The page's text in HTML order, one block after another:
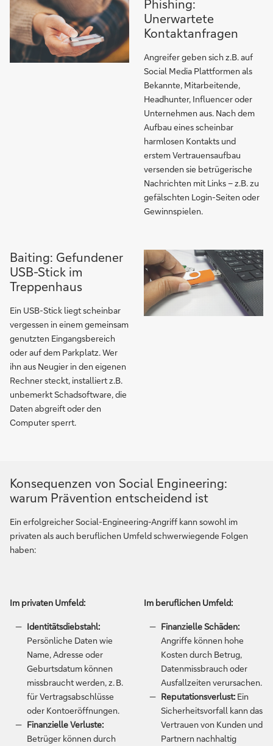
Phishing:
Unerwartete
Kontaktanfragen
Angreifer geben sich z.B. auf
Social Media Plattformen als
Bekannte, Mitarbeitende,
Headhunter, Influencer oder
Unternehmen aus. Nach dem
Aufbau eines scheinbar
harmlosen Kontakts und
erstem Vertrauensaufbau
versenden sie betrügerische
Nachrichten mit Links – z.B. zu
gefälschten Login-Seiten oder
Gewinnspielen.
Baiting: Gefundener
USB-Stick im
Treppenhaus
Ein USB-Stick liegt scheinbar
vergessen in einem gemeinsam
genutzten Eingangsbereich
oder auf dem Parkplatz. Wer
ihn aus Neugier in den eigenen
Rechner steckt, installiert z.B.
unbemerkt Schadsoftware, die
Daten abgreift oder den
Computer sperrt.
Konsequenzen von Social Engineering:
warum Prävention entscheidend ist
Ein erfolgreicher Social-Engineering-Angriff kann sowohl im
privaten als auch beruflichen Umfeld schwerwiegende Folgen
haben:
Im privaten Umfeld:
Identitätsdiebstahl:
Persönliche Daten wie
Name, Adresse oder
Geburtsdatum können
missbraucht werden, z. B.
für Vertragsabschlüsse
oder Kontoeröffnungen.
Finanzielle Verluste:
Betrüger können durch
Im beruflichen Umfeld:
Finanzielle Schäden:
Angriffe können hohe
Kosten durch Betrug,
Datenmissbrauch oder
Ausfallzeiten verursachen.
Reputationsverlust:Ein
Sicherheitsvorfall kann das
Vertrauen von Kunden und
Partnern nachhaltig